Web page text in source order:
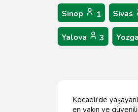
Sinop 1 Sivas
Yalova 3
Kocaeli'de
en yakın ve